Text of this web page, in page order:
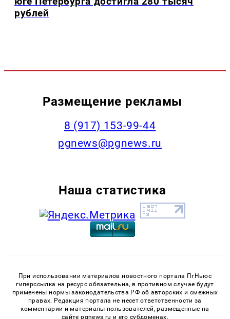
рублей
Размещение рекламы
‭8 (917) 153-99-44
pgnews@pgnews.ru
Наша статистика
При использовании материалов новостного портала ПгНьюс
гиперссылка на ресурс обязательна, в противном случае будут
применены нормы законодательства РФ об авторских и смежных
правах. Редакция портала не несет ответственности за
комментарии и материалы пользователей, размещенные на
сайте pgnews.ru и его субдоменах.